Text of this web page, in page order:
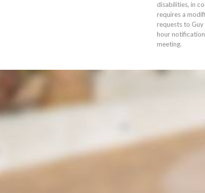
disabilities, in
requires a
requests to
hour
meeting.